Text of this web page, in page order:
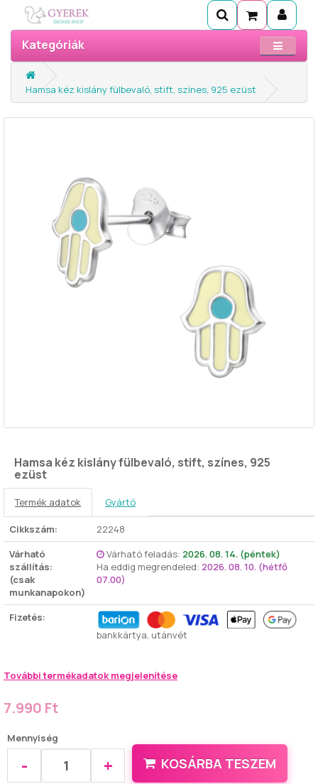
Kategóriák
Hamsa kéz kislány fülbevaló, stift, színes, 925 ezüst
Hamsa kéz kislány fülbevaló, stift, színes, 925
ezüst
Termék adatok Gyártó
Cikkszám:
22248
Várható
szállítás:
(csak
munkanapokon)
Várható feladás: 2026. 08. 14. (péntek)
Ha eddig megrendeled: 2026. 08. 10. (hétfő
07.00)
Fizetés:
bankkártya, utánvét
További termékadatok megjelenítése
7.990 Ft
Mennyiség
- + KOSÁRBA TESZEM